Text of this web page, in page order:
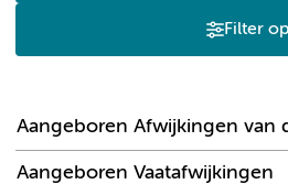
Filter op
Aangeboren Afwijkingen van
Aangeboren Vaatafwijkingen